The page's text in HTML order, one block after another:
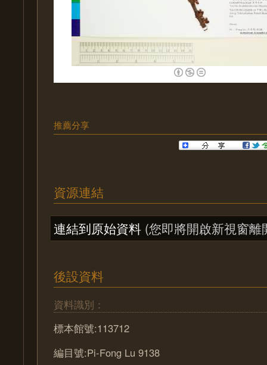
推薦分享
資源連結
連結到原始資料 (您即將開啟新視窗離
後設資料
資料識別：
標本館號:113712
編目號:Pi-Fong Lu 9138